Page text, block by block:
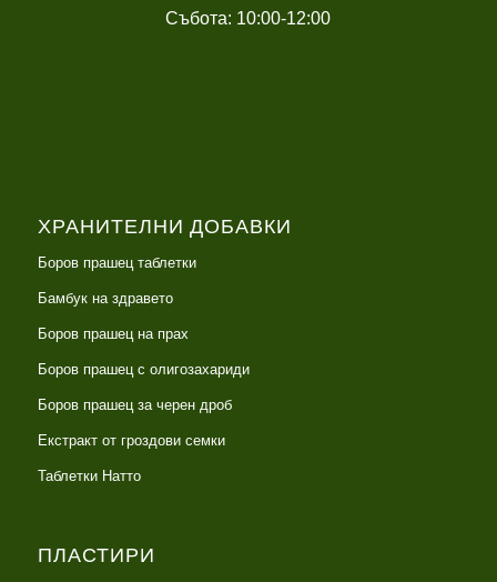
Събота: 10:00-12:00
ХРАНИТЕЛНИ ДОБАВКИ
Боров прашец таблетки
Бамбук на здравето
Боров прашец на прах
Боров прашец с олигозахариди
Боров прашец за черен дроб
Екстракт от гроздови семки
Таблетки Натто
ПЛАСТИРИ